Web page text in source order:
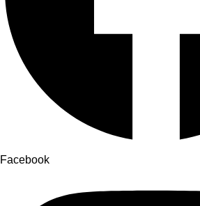
Facebook